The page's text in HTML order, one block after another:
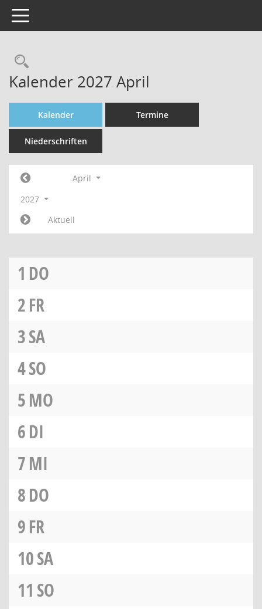
Toggle navigation
Rechercheauswahl
Kalender 2027 April
Kalender Termine
Niederschriften
April
2027
Aktuell
1 DO
2FR
3SA
4SO
5MO
6DI
7MI
8DO
9FR
10SA
11 SO